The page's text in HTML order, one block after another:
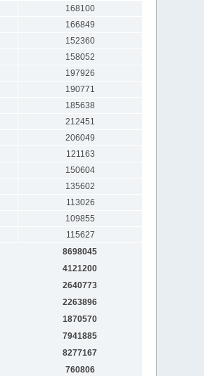
168100
166849
152360
158052
197926
190771
185638
212451
206049
121163
150604
135602
113026
109855
115627
8698045
4121200
2640773
2263896
1870570
7941885
8277167
760806